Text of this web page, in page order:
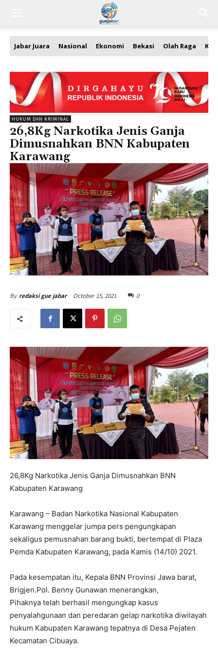
Jabar Juara Nasional Ekonomi Bekasi Olah Raga
HUKUM DAN KRIMINAL
26,8Kg Narkotika Jenis Ganja
Dimusnahkan BNN Kabupaten
Karawang
By redaksi gue jabar October 15, 2021 0
26,8Kg Narkotika Jenis Ganja Dimusnahkan BNN
Kabupaten Karawang
Karawang – Badan Narkotika Nasional Kabupaten
Karawang menggelar jumpa pers pengungkapan
sekaligus pemusnahan barang bukti, bertempat di Plaza
Pemda Kabupaten Karawang, pada Kamis (14/10) 2021.
Pada kesempatan itu, Kepala BNN Provinsi Jawa barat,
Brigjen.Pol. Benny Gunawan menerangkan,
Pihaknya telah berhasil mengungkap kasus
penyalahgunaan dan peredaran gelap narkotika diwilayah
hukum Kabupaten Karawang tepatnya di Desa Pejaten
Kecamatan Cibuaya.